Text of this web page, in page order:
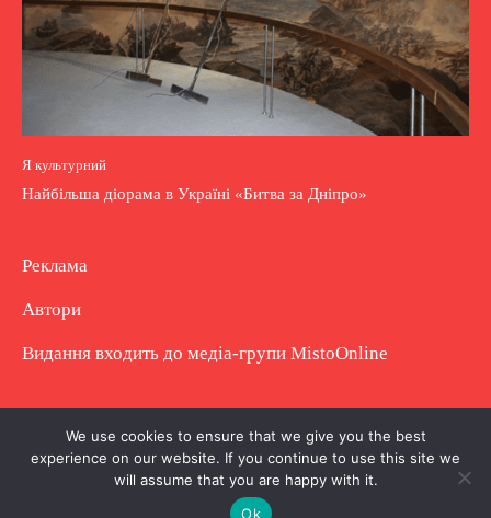
Я культурний
Найбільша діорама в Україні «Битва за Дніпро»
Реклама
Автори
Видання входить до медіа-групи MistoOnline
Copyright © Повне використання матеріалу
заборонено. Частково можна з гіперпосиланням.
We use cookies to ensure that we give you the best
experience on our website. If you continue to use this site we
will assume that you are happy with it.
Ok